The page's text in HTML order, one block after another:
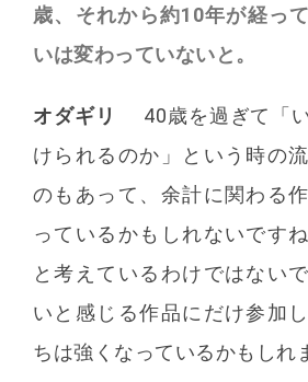
歳、それから約10年が経っ
いは変わっていないと。
オダギリ
40歳を過ぎて「
けられるのか」という時の
のもあって、余計に関わる
っているかもしれないです
と考えているわけではない
いと感じる作品にだけ参加
ちは強くなっているかもしれ